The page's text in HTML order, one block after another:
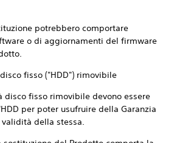
potrebbero comportare
o di aggiornamenti del firmware
fisso ("HDD") rimovibile
disco fisso rimovibile devono essere
per poter usufruire della Garanzia
della stessa.